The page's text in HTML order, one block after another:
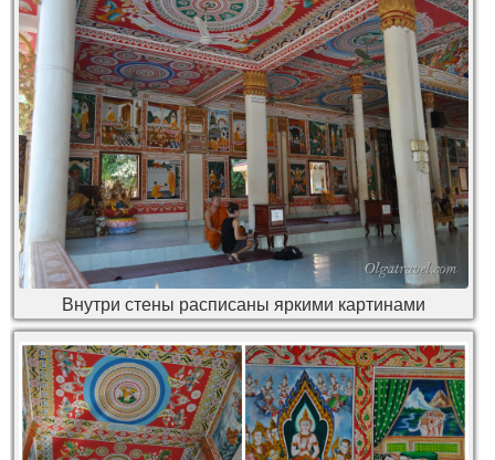
Внутри стены расписаны яркими картинами